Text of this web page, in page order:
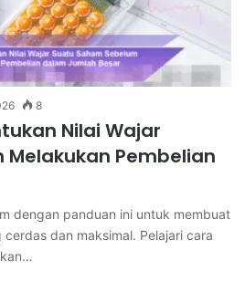
8
Nilai Wajar
Melakukan Pembelian
dengan panduan ini untuk membuat
dan maksimal. Pelajari cara